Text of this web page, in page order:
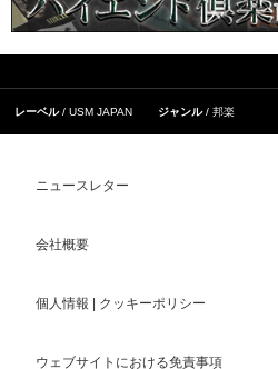
レーベル USM JAPAN ジャンル 邦楽
ニュースレター
会社概要
個人情報 | クッキーポリシー
ウェブサイトにおける免責事項